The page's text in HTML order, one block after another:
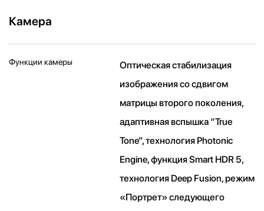
Камера
Функции камеры
Оптическая стабилизация
изображения со сдвигом
матрицы второго поколения,
адаптивная вспышка “True
Tone”, технология Photonic
Engine, функция Smart HDR 5,
технология Deep Fusion, режим
«Портрет» следующего